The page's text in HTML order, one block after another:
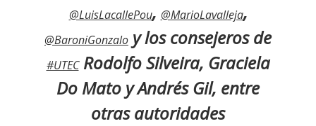
@LuisLacallePou, @MarioLavalleja,
@BaroniGonzalo y los consejeros de
#UTECRodolfo Silveira, Graciela
Do Mato y Andrés Gil, entre
otras autoridades